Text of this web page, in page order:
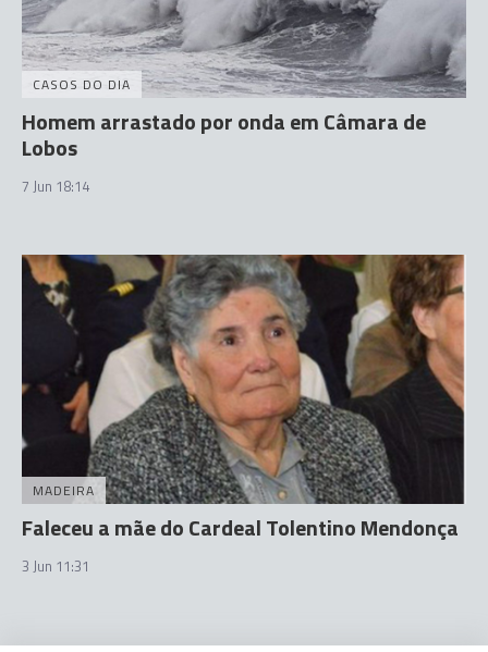
CASOS DO DIA
Homem arrastado por onda em Câmara de
Lobos
7 Jun 18:14
MADEIRA
Faleceu a mãe do Cardeal Tolentino Mendonça
3 Jun 11:31